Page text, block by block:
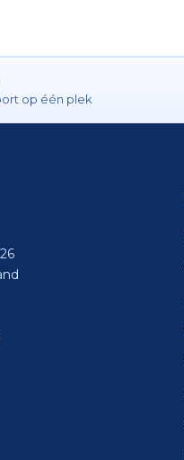
op één plek